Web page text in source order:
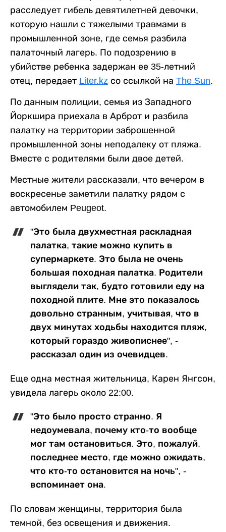
расследует гибель девятилетней девочки,
которую нашли с тяжелыми травмами в
промышленной зоне, где семья разбила
палаточный лагерь. По подозрению в
убийстве ребенка задержан ее 35-летний
отец, передает Liter.kz со ссылкой на The Sun.
По данным полиции, семья из Западного
Йоркшира приехала в Арброт и разбила
палатку на территории заброшенной
промышленной зоны неподалеку от пляжа.
Вместе с родителями были двое детей.
Местные жители рассказали, что вечером в
воскресенье заметили палатку рядом с
автомобилем Peugeot.
"Это была двухместная раскладная
палатка, такие можно купить в
супермаркете. Это была не очень
большая походная палатка. Родители
выглядели так, будто готовили еду на
походной плите. Мне это показалось
довольно странным, учитывая, что в
двух минутах ходьбы находится пляж,
который гораздо живописнее", -
рассказал один из очевидцев.
Еще одна местная жительница, Карен Янгсон,
увидела лагерь около 22:00.
"Это было просто странно. Я
недоумевала, почему кто-то вообще
мог там остановиться. Это, пожалуй,
последнее место, где можно ожидать,
что кто-то остановится на ночь", -
вспоминает она.
По словам женщины, территория была
темной, без освещения и движения.